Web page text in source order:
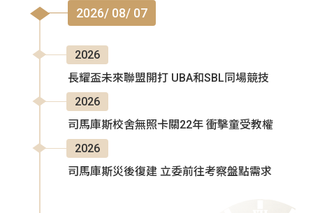
2026/ 08/ 07
2026
長耀盃未來聯盟開打 UBA和SBL同場競技
2026
司馬庫斯校舍無照卡關22年 衝擊童受教權
2026
司馬庫斯災後復建 立委前往考察盤點需求